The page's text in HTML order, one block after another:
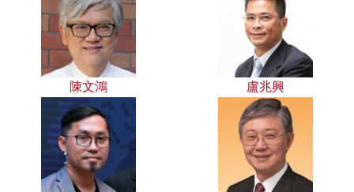
陳文鴻 盧兆興